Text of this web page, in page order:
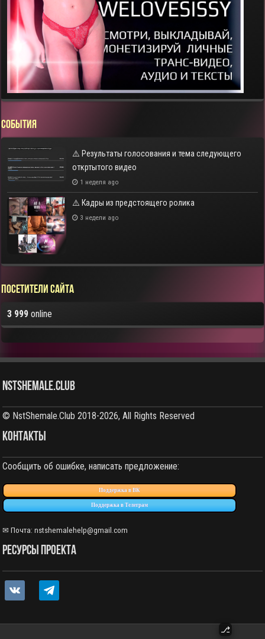
СОБЫТИЯ
⚠️ Результаты голосования и тема следующего
откртытого видео
1 неделя ago
⚠️ Кадры из предстоящего ролика
3 недели ago
Посетители сайта
3 999 online
NstShemale.Club
© NstShemale.Club 2018-2026, All Rights Reserved
КОНТАКТЫ
Сообщить об ошибке, написать предложение:
Поддержка в ВК
Поддержка в Телеграм
✉ Почта:nstshemalehelp@gmail.com
РЕСУРСЫ ПРОЕКТА
vkontakte telegram
⎇